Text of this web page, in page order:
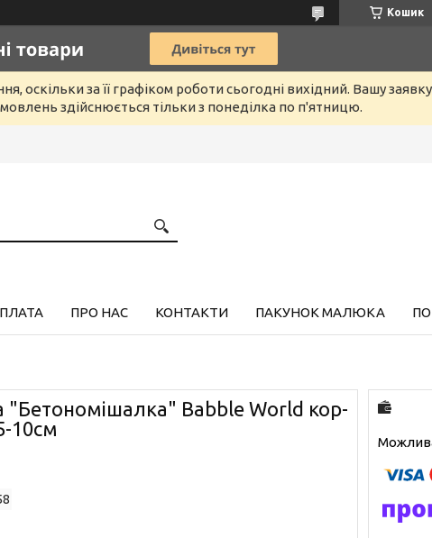
Кошик
за її графіком роботи сьогодні вихідний. Вашу
здійснюється тільки з понеділка по п'ятницю.
ПРО НАС КОНТАКТИ ПАКУНОК МАЛЮКА
Babble World кор-
10см